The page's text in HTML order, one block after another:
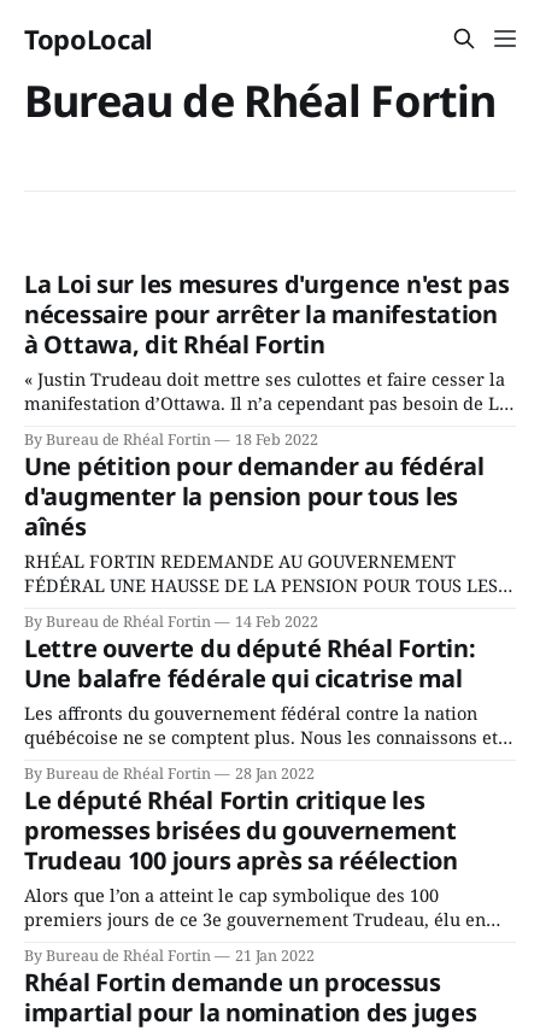
TopoLocal
Bureau de Rhéal Fortin
La Loi sur les mesures d'urgence n'est pas
nécessaire pour arrêter la manifestation
à Ottawa, dit Rhéal Fortin
« Justin Trudeau doit mettre ses culottes et faire cesser la
manifestation d’Ottawa. Il n’a cependant pas besoin de Loi
sur les mesures d’urgence pour agir en chef d’État »
Estimant que le gouvernement de Justin Trudeau a
gravement manqué à ses responsabilités dans la gestion
de la
By Bureau de Rhéal Fortin 18 Feb 2022
Une pétition pour demander au fédéral
d'augmenter la pension pour tous les
aînés
RHÉAL FORTIN REDEMANDE AU GOUVERNEMENT
FÉDÉRAL UNE HAUSSE DE LA PENSION POUR TOUS LES
AÎNÉ(E)S, DÈS 65 ANS! Préoccupé par l’inflation et la
situation globale des aîné(e)s de Rivière-du-Nord et du
Québec, le député Rhéal Fortin invite ses concitoyennes et
ses concitoyens à
By Bureau de Rhéal Fortin 14 Feb 2022
Lettre ouverte du député Rhéal Fortin:
Une balafre fédérale qui cicatrise mal
Les affronts du gouvernement fédéral contre la nation
québécoise ne se comptent plus. Nous les connaissons et
ensemble, nous les combattons ou nous les tolérons, selon
notre conception de ce qui convient le mieux au bonheur
des nôtres. Et il en va de même dans Rivière-du-Nord, on
se
By Bureau de Rhéal Fortin 28 Jan 2022
Le député Rhéal Fortin critique les
promesses brisées du gouvernement
Trudeau 100 jours après sa réélection
Alors que l’on a atteint le cap symbolique des 100
premiers jours de ce 3e gouvernement Trudeau, élu en
septembre dernier, le député de Rivière-du-Nord, Rhéal
Fortin, constate, sans surprise, que plusieurs promesses
libérales sont brisées. Le député estime que le
gouvernement libéral est « endormi et léthargique
By Bureau de Rhéal Fortin 21 Jan 2022
Rhéal Fortin demande un processus
impartial pour la nomination des juges